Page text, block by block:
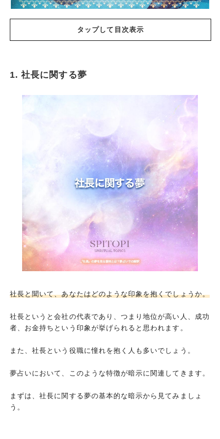
タップして目次表示
社長に関する夢
社長に褒められて喜んでいる夢
社長に褒められて当然だと思う夢
社長と食事をする夢
社長との関係が良好な夢
社長が話しかけてくる夢
社長からクビにされる夢
社長に怒られる夢
社長を嫌う夢
社長と喧嘩する夢
社長が死ぬ夢
あなたが社長になる夢
勤務先の社長になる夢
1. 社長に関する夢
社長と聞いて、あなたはどのような印象を抱くでしょうか。
社長というと会社の代表であり、つまり地位が高い人、成功
者、お金持ちという印象が挙げられると思われます。
また、社長という役職に憧れを抱く人も多いでしょう。
夢占いにおいて、このような特徴が暗示に関連してきます。
まずは、社長に関する夢の基本的な暗示から見てみましょ
う。